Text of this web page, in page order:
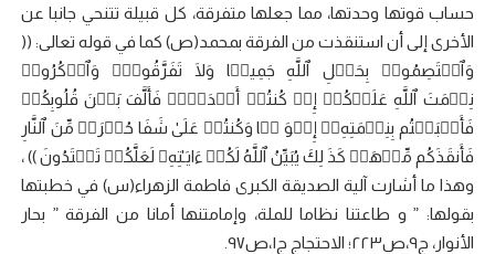
حساب قوتها وحدتها، مما جعلها متفرقة، كل قبيلة تتنحي جانبا عن
الأخرى إلى أن استنقذت من الفرقة بمحمد(ص) كما في قوله تعالى: ((
وَٱعۡتَصِمُوا۟ بِحَبۡلِ ٱللَّهِ جَمِیعࣰا وَلَا تَفَرَّقُوا۟ۚ وَٱذۡكُرُوا۟
نِعۡمَتَ ٱللَّهِ عَلَیۡكُمۡ إِذۡ كُنتُمۡ أَعۡدَاۤءࣰ فَأَلَّفَ بَیۡنَ قُلُوبِكُمۡ
فَأَصۡبَحۡتُم بِنِعۡمَتِهِۦۤ إِخۡوَ ⁠نࣰا وَكُنتُمۡ عَلَىٰ شَفَا حُفۡرَةࣲ مِّنَ ٱلنَّارِ
فَأَنقَذَكُم مِّنۡهَاۗ كَذَ ⁠لِكَ یُبَیِّنُ ٱللَّهُ لَكُمۡ ءَایَـٰتِهِۦ لَعَلَّكُمۡ تَهۡتَدُونَ )) ،
وهذا ما أشارت آلية الصديقة الكبرى فاطمة الزهراء(س) في خطبتها
بقولها: ” و طاعتنا نظاما للملة، وإمامتنها أمانا من الفرقة ” بحار
الأنوار، ج٩،ص٢٢٣؛ الاحتجاج ج١،ص٩٧.